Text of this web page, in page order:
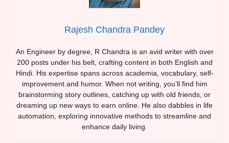
Rajesh Chandra Pandey
An Engineer by degree, R Chandra is an avid writer with over
200 posts under his belt, crafting content in both English and
Hindi. His expertise spans across academia, vocabulary, self-
improvement and humor. When not writing, you’ll find him
brainstorming story outlines, catching up with old friends, or
dreaming up new ways to earn online. He also dabbles in life
automation, exploring innovative methods to streamline and
enhance daily living.